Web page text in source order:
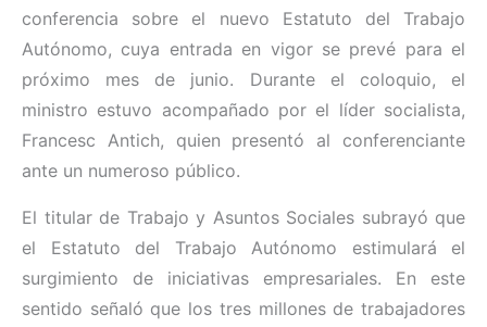
conferencia sobre el nuevo Estatuto del Trabajo
Autónomo, cuya entrada en vigor se prevé para el
próximo mes de junio. Durante el coloquio, el
ministro estuvo acompañado por el líder socialista,
Francesc Antich, quien presentó al conferenciante
ante un numeroso público.
El titular de Trabajo y Asuntos Sociales subrayó que
el Estatuto del Trabajo Autónomo estimulará el
surgimiento de iniciativas empresariales. En este
sentido señaló que los tres millones de trabajadores